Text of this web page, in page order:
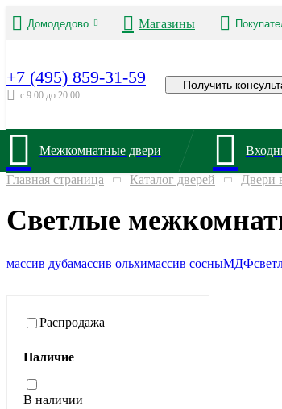
Домодедово Магазины
+7 (495) 859-31-59
с 9:00 до 20:00
Получить
Межкомнатные двери
Главная страница Каталог дверей Двери
Светлые
массив дубамассив ольхимассив сосныМДФ
Распродажа
Наличие
В наличии